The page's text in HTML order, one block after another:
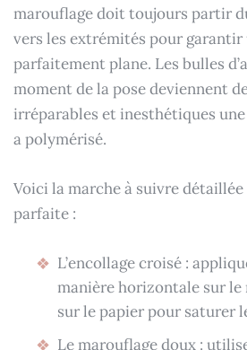
marouflage doit toujours partir
vers les extrémités pour garantir
parfaitement plane. Les bulles
moment de la pose deviennent
irréparables et inesthétiques
a polymérisé.
Voici la marche à suivre
parfaite :
L’encollage croisé :
manière horizontale sur
sur le papier pour saturer
Le marouflage doux :